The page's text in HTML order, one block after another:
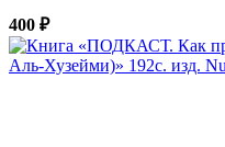
400 ₽